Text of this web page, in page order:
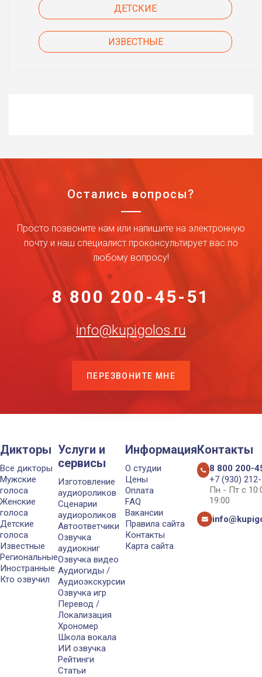
ДЕТСКИЕ
ИЗВЕСТНЫЕ
Остались вопросы?
Просто позвоните нам или напишите на электронную
почту и наш специалист проконсультирует вас по
любому вопросу!
8 800 200-45-51
info@kupigolos.ru
ПЕРЕЗВОНИТЕ МНЕ
Дикторы
Все дикторы
Мужские
голоса
Женские
голоса
Детские
голоса
Известные
Региональные
Иностранные
Кто озвучил
Услуги и
сервисы
Изготовление
аудиороликов
Сценарии
аудиороликов
Автоответчики
Озвучка
аудиокниг
Озвучка видео
Аудиогиды /
Аудиоэкскурсии
Озвучка игр
Перевод /
Локализация
Хрономер
Школа вокала
ИИ озвучка
Рейтинги
Статьи
Информация
О студии
Цены
Оплата
FAQ
Вакансии
Правила сайта
Контакты
Карта сайта
Контакты
8 800 200-
+7 (930)
Пн - Пт с
19:00